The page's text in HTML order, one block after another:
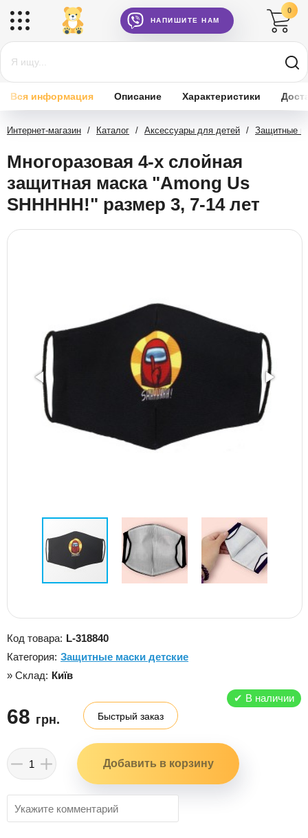
НАПИШИТЕ НАМ
0
Вся информация Описание Характеристики
Интернет-магазин / Каталог / Аксессуары для детей / Защитные
Многоразовая 4-х слойная
защитная маска "Among Us
SHHHHH!" размер 3, 7-14 лет
Код товара: L-318840
Категория: Защитные маски детские
» Склад: Київ
✔ В наличии
68 грн. Быстрый заказ